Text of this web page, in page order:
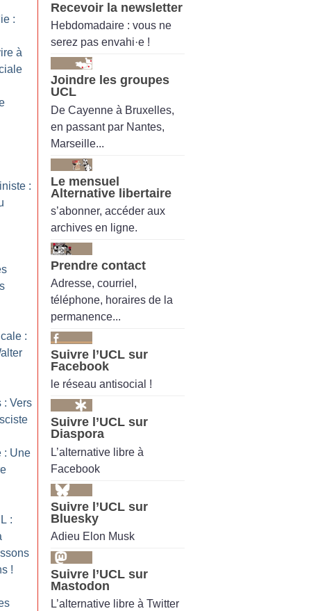
:
à
:
:
: Vers
: Une
:
!
Recevoir la newsletter
Hebdomadaire : vous ne
serez pas envahi·e !
Joindre les groupes
UCL
De Cayenne à Bruxelles,
en passant par Nantes,
Marseille...
Le mensuel
Alternative libertaire
s’abonner, accéder aux
archives en ligne.
Prendre contact
Adresse, courriel,
téléphone, horaires de la
permanence...
Suivre l’UCL sur
Facebook
le réseau antisocial !
Suivre l’UCL sur
Diaspora
L’alternative libre à
Facebook
Suivre l’UCL sur
Bluesky
Adieu Elon Musk
Suivre l’UCL sur
Mastodon
L’alternative libre à Twitter